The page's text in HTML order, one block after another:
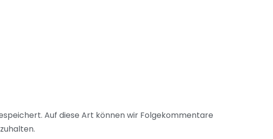
Auf diese Art können wir Folgekommentare